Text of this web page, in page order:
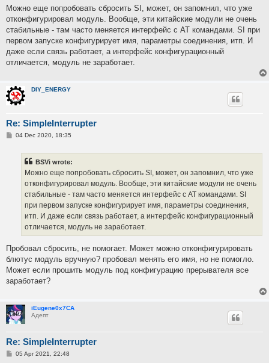
s
Можно еще попробовать сбросить SI, может, он запомнил, что уже
отконфигурировал модуль. Вообще, эти китайские модули не очень
стабильные - там часто меняется интерфейс с AT командами. SI при
первом запуске конфигурирует имя, параметры соединения, итп. И
даже если связь работает, а интерфейс конфигурационный
отличается, модуль не заработает.
DIY_ENERGY
Re: SimpleInterrupter
P04 Dec 2020, 18:35
BSVi wrote:
Можно еще попробовать сбросить SI, может, он запомнил, что уже
отконфигурировал модуль. Вообще, эти китайские модули не очень
стабильные - там часто меняется интерфейс с AT командами. SI
при первом запуске конфигурирует имя, параметры соединения,
итп. И даже если связь работает, а интерфейс конфигурационный
отличается, модуль не заработает.
Пробовал сбросить, не помогает. Может можно отконфигурировать
блютус модуль вручную? пробовал менять его имя, но не помогло.
Может если прошить модуль под конфигурацию прерывателя все
заработает?
iEugene0x7CA
Адепт
Re: SimpleInterrupter
P05 Apr 2021, 22:48